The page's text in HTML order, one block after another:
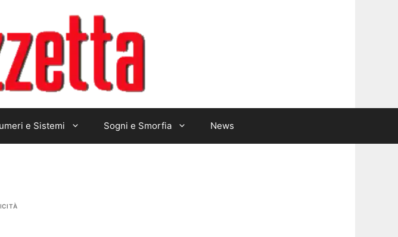
e Sistemi Sogni e Smorfia News